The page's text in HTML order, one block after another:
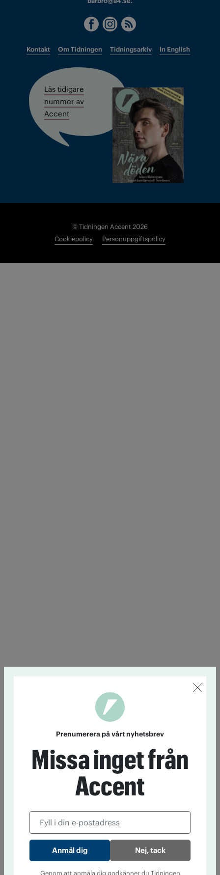
Kontakt Om Tidningen Tidningsarkiv In English
Läs tidigare
nummer av
Accent
© Tidningen Accent 2026
Cookiepolicy
Personuppgiftspolicy
Prenumerera på vårt nyhetsbrev
Missa inget från
Accent
Nej, tack
Genom att anmäla dig godkänner du Tidningen